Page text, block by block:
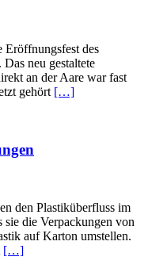
Eröffnungsfest des
neu gestaltete
an der Aare war fast
gehört […]
den Plastiküberfluss im
die Verpackungen von
auf Karton umstellen.
[…]